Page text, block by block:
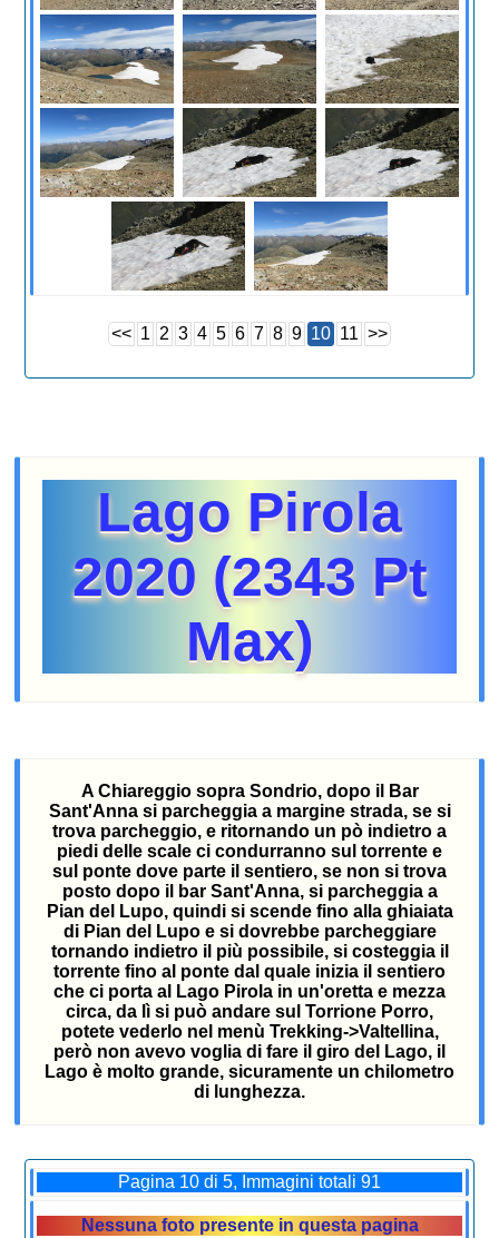
<< 1 2 3 4 5 6 7 8 9 10 11 >>
Lago Pirola
2020 (2343 Pt
Max)
A Chiareggio sopra Sondrio, dopo il Bar
Sant'Anna si parcheggia a margine strada, se si
trova parcheggio, e ritornando un pò indietro a
piedi delle scale ci condurranno sul torrente e
sul ponte dove parte il sentiero, se non si trova
posto dopo il bar Sant'Anna, si parcheggia a
Pian del Lupo, quindi si scende fino alla ghiaiata
di Pian del Lupo e si dovrebbe parcheggiare
tornando indietro il più possibile, si costeggia il
torrente fino al ponte dal quale inizia il sentiero
che ci porta al Lago Pirola in un'oretta e mezza
circa, da lì si può andare sul Torrione Porro,
potete vederlo nel menù Trekking->Valtellina,
però non avevo voglia di fare il giro del Lago, il
Lago è molto grande, sicuramente un chilometro
di lunghezza.
Pagina 10 di 5, Immagini totali 91
Nessuna foto presente in questa pagina